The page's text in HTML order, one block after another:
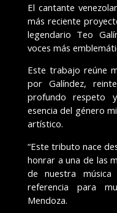
El cantante
más reciente
legendario Teo
voces más
Este trabajo reúne
por Galíndez,
profundo respeto
esencia del género
artístico.
“Este tributo nace
honrar a una de las
de nuestra
referencia para
Mendoza.